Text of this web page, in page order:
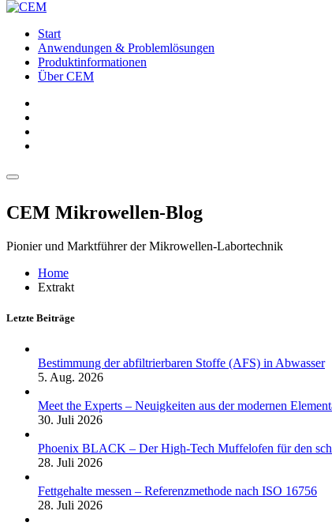
Start
Anwendungen & Problemlösungen
Produktinformationen
Über CEM
CEM Mikrowellen-Blog
Pionier und Marktführer der Mikrowellen-Labortechnik
Home
Extrakt
Letzte Beiträge
Bestimmung der abfiltrierbaren Stoffe (AFS) in Abwasser
5. Aug. 2026
Meet the Experts – Neuigkeiten aus der modernen
30. Juli 2026
Phoenix BLACK – Der High-Tech Muffelofen für den
28. Juli 2026
Fettgehalte messen – Referenzmethode nach ISO 16756
28. Juli 2026